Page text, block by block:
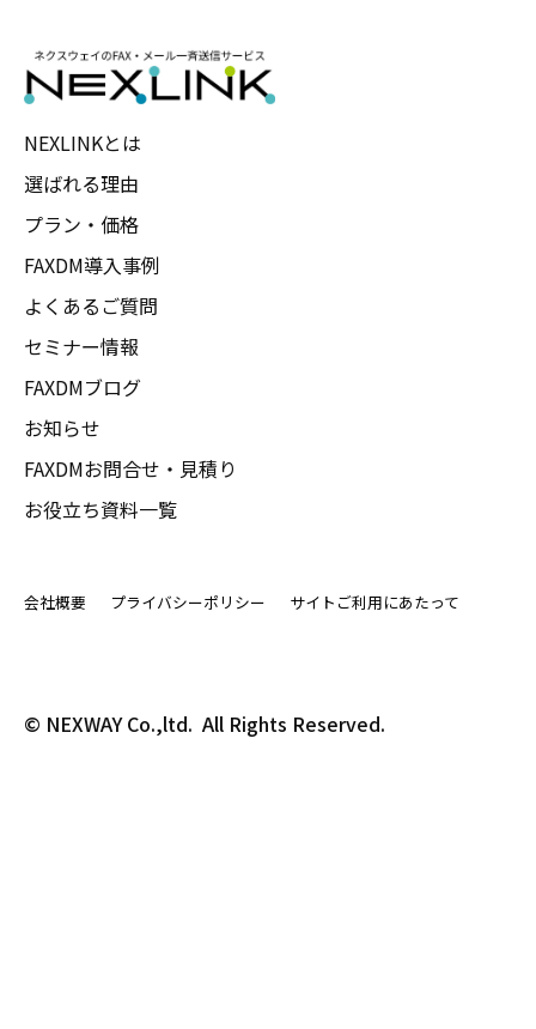
NEXLINKとは
選ばれる理由
プラン・価格
FAXDM導入事例
よくあるご質問
セミナー情報
FAXDMブログ
お知らせ
FAXDMお問合せ・見積り
お役立ち資料一覧
会社概要 プライバシーポリシー サイトご利用にあたって
© NEXWAY Co.,ltd.  All Rights Reserved.